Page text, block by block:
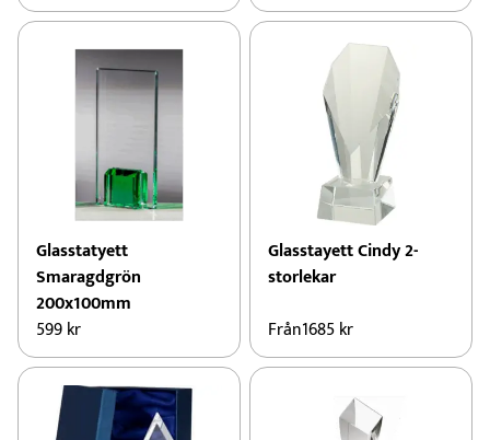
Glasstatyett
Smaragdgrön
200x100mm
599kr
Glasstayett Cindy 2-
storlekar
Från1685kr